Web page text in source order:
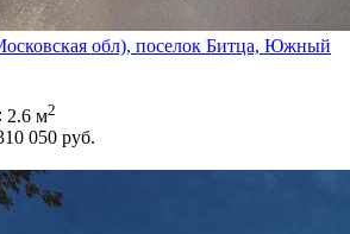
обл), поселок Битца, Южный
2.6 м2
050 руб.